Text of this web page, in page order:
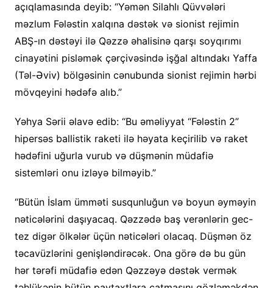
açıqlamasında deyib: “Yəmən Silahlı Qüvvələri
məzlum Fələstin xalqına dəstək və sionist rejimin
ABŞ-ın dəstəyi ilə Qəzzə əhalisinə qarşı soyqırımı
cinayətini pisləmək çərçivəsində işğal altındakı Yaffa
(Təl-Əviv) bölgəsinin cənubunda sionist rejimin hərbi
mövqeyini hədəfə alıb.”
Yəhya Sərii əlavə edib: “Bu əməliyyat “Fələstin 2”
hipersəs ballistik raketi ilə həyata keçirilib və raket
hədəfini uğurla vurub və düşmənin müdafiə
sistemləri onu izləyə bilməyib.”
“Bütün İslam ümməti susqunluğun və boyun əyməyin
nəticələrini daşıyacaq. Qəzzədə baş verənlərin gec-
tez digər ölkələr üçün nəticələri olacaq. Düşmən öz
təcavüzlərini genişləndirəcək. Ona görə də bu gün
hər tərəfi müdafiə edən Qəzzəyə dəstək vermək